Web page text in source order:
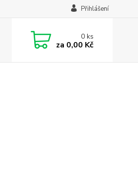
Přihlášení
0ks
za 0,00 Kč